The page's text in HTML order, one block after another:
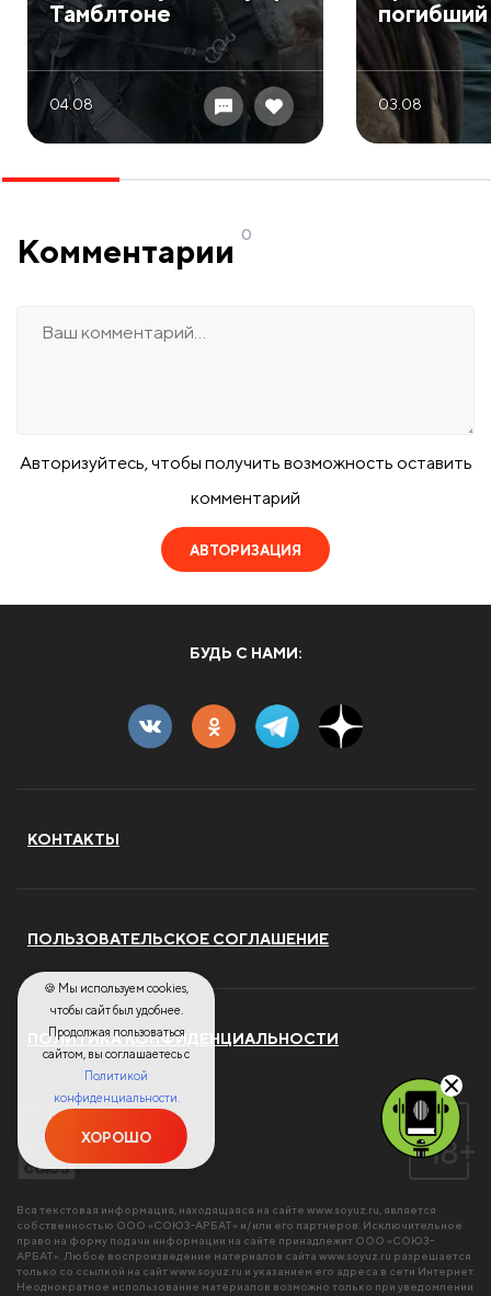
Тамблтоне
04.08 03.08
Комментарии 0
Авторизуйтесь, чтобы получить возможность оставить
комментарий
АВТОРИЗАЦИЯ
БУДЬ С НАМИ:
КОНТАКТЫ
ПОЛЬЗОВАТЕЛЬСКОЕ СОГЛАШЕНИЕ
ПОЛИТИКА КОНФИДЕНЦИАЛЬНОСТИ
Вся текстовая информация, находящаяся на сайте www.soyuz.ru, является
собственностью ООО «СОЮЗ-АРБАТ» и/или его партнеров. Исключительное
право на форму подачи информации на сайте принадлежит ООО «СОЮЗ-
АРБАТ». Любое воспроизведение материалов сайта www.soyuz.ru разрешается
только со ссылкой на сайтwww.soyuz.ru и указанием его адреса в сети Интернет.
Неоднократное использование материалов возможно только при уведомлении
🍪 Мы используем cookies,
чтобы сайт был удобнее.
Продолжая пользоваться
сайтом, вы соглашаетесь с
Политикой
конфиденциальности.
ХОРОШО